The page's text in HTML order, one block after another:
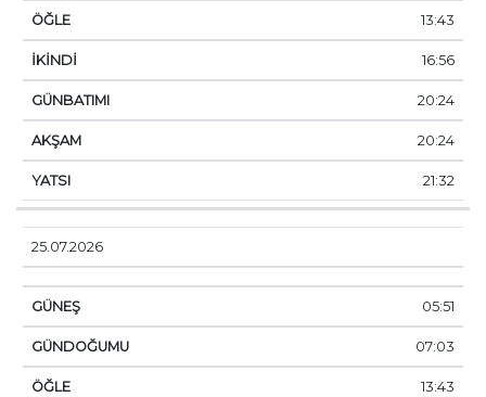
13:43
16:56
20:24
20:24
21:32
25.07.2026
05:51
07:03
13:43